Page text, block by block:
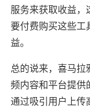
服务来获取收益，
要付费购买这些工
益。
总的说来，喜马
频内容和平台提供
通过吸引用户上传